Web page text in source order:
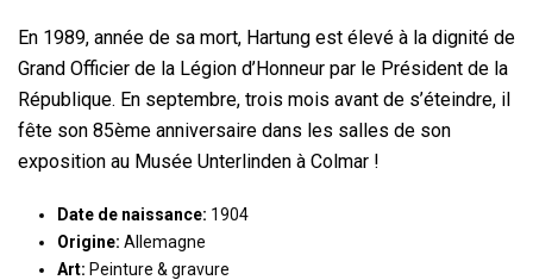
En 1989, année de sa mort, Hartung est élevé à la dignité de
Grand Officier de la Légion d’Honneur par le Président de la
République. En septembre, trois mois avant de s’éteindre, il
fête son 85ème anniversaire dans les salles de son
exposition au Musée Unterlinden à Colmar !
Date de naissance: 1904
Origine: Allemagne
Art: Peinture & gravure